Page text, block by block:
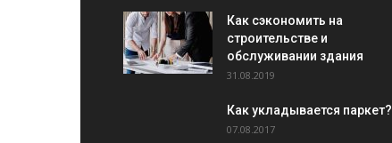
Как сэкономить на
строительстве и
обслуживании здания
31.08.2019
Как укладывается паркет?
07.08.2017